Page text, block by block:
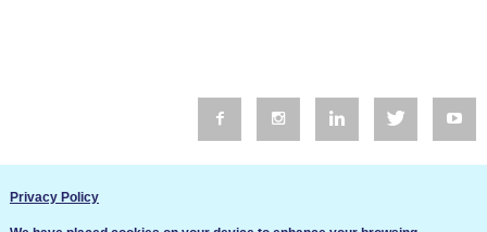
Privacy Policy